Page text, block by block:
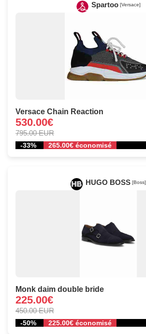
Spartoo [Versace]
Versace Chain Reaction
530.00€
795.00 EUR
-33% 265.00€ économisé
HUGO BOSS [Boss]
Monk daim double bride
225.00€
450.00 EUR
-50% 225.00€ économisé